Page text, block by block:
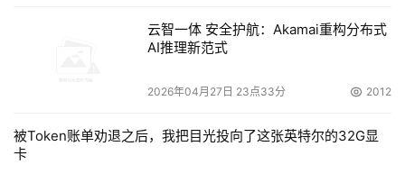
云智一体 安全护航：Akamai重构分布式
AI推理新范式
2026年04月27日 23点33分 2012
被Token账单劝退之后，我把目光投向了这张英特尔的32G显
卡